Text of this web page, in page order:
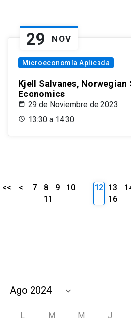
29 NOV
Microeconomía Aplicada
Kjell Salvanes, Norwegian
Economics
29 de Noviembre de 2023
13:30 a 14:30
<< < 7 8 9
10
11
12 13
16
L M M J